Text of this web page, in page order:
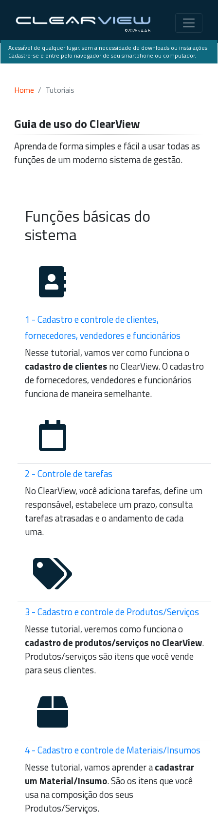
©2026 v.4.4.6
Acessível de qualquer lugar, sem a necessidade de downloads ou instalações.
Cadastre-se e entre pelo navegador de seu smartphone ou computador.
Home Tutoriais
Guia de uso do ClearView
Aprenda de forma simples e fácil a usar todas as
funções de um moderno sistema de gestão.
Funções básicas do
sistema
1 - Cadastro e controle de clientes,
fornecedores, vendedores e funcionários
Nesse tutorial, vamos ver como funciona o
cadastro de clientesno ClearView. O cadastro
de fornecedores, vendedores e funcionários
funciona de maneira semelhante.
2 - Controle de tarefas
No ClearView, você adiciona tarefas, define um
responsável, estabelece um prazo, consulta
tarefas atrasadas e o andamento de cada
uma.
3 - Cadastro e controle de Produtos/Serviços
Nesse tutorial, veremos como funciona o
cadastro de produtos/serviços no ClearView.
Produtos/serviços são itens que você vende
para seus clientes.
4 - Cadastro e controle de Materiais/Insumos
Nesse tutorial, vamos aprender acadastrar
um Material/Insumo. São os itens que você
usa na composição dos seus
Produtos/Serviços.